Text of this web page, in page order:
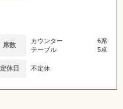
席数
カウンター
6席
テーブル
5卓
定休日 不定休